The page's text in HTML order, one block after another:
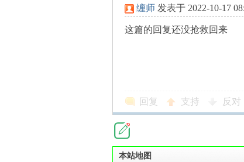
缠师 发表于 2022-10-17
这篇的回复还没抢救回来
回复 支持 反对
本站地图